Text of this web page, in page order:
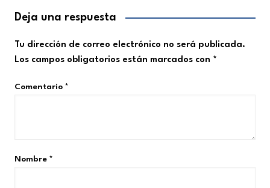
Deja una respuesta
Tu dirección de correo electrónico no será publicada.
Los campos obligatorios están marcados con *
Comentario *
Nombre *